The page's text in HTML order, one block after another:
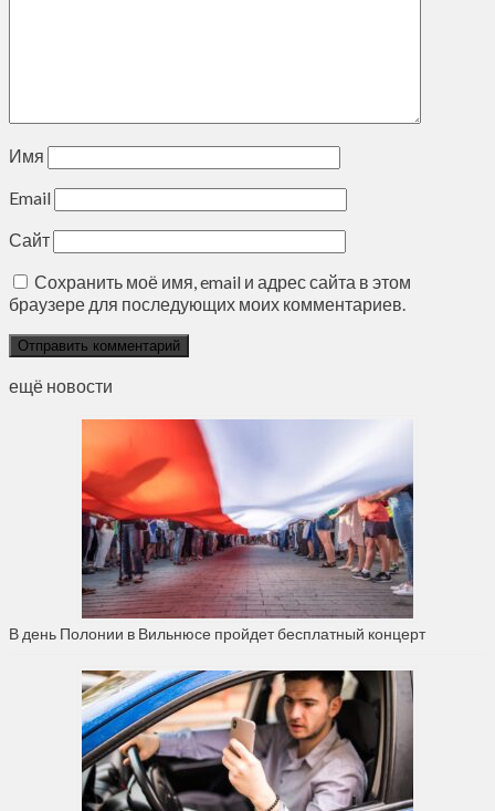
Имя
Email
Сайт
Сохранить моё имя, email и адрес сайта в этом
браузере для последующих моих комментариев.
ещё новости
В день Полонии в Вильнюсе пройдет бесплатный концерт